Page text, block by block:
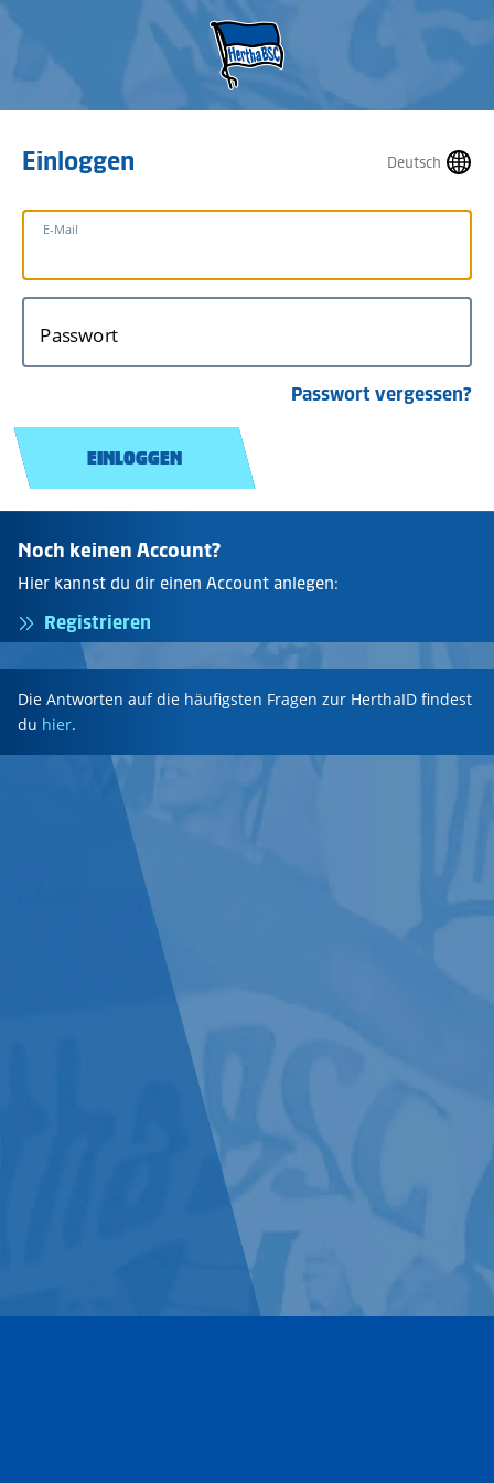
Deutsch
Einloggen
E-Mail
Passwort
Passwort vergessen?
EINLOGGEN
Noch keinen Account?
Hier kannst du dir einen Account anlegen:
Registrieren
Die Antworten auf die häufigsten Fragen zur HerthaID findest
du hier.